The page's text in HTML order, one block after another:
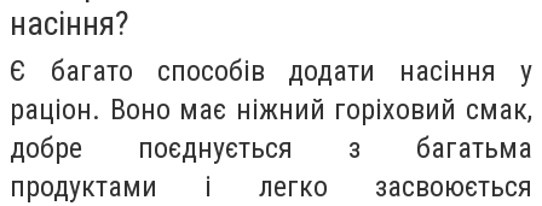
насіння?
Є багато способів додати насіння у
раціон. Воно має ніжний горіховий смак,
добре поєднується з багатьма
продуктами і легко засвоюється